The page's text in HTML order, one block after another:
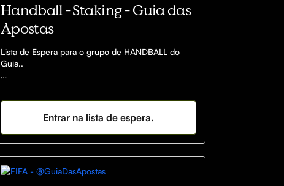
Handball - Staking - Guia das
Apostas
Lista de Espera para o grupo de HANDBALL do
Guia..
https://docs.google.com/file/d/1m6QpsMzpn_Kxxd
usp=docslist_api&filetype=msexcel
Entrar na lista de espera.